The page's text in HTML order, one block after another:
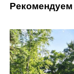
Рекомендуем